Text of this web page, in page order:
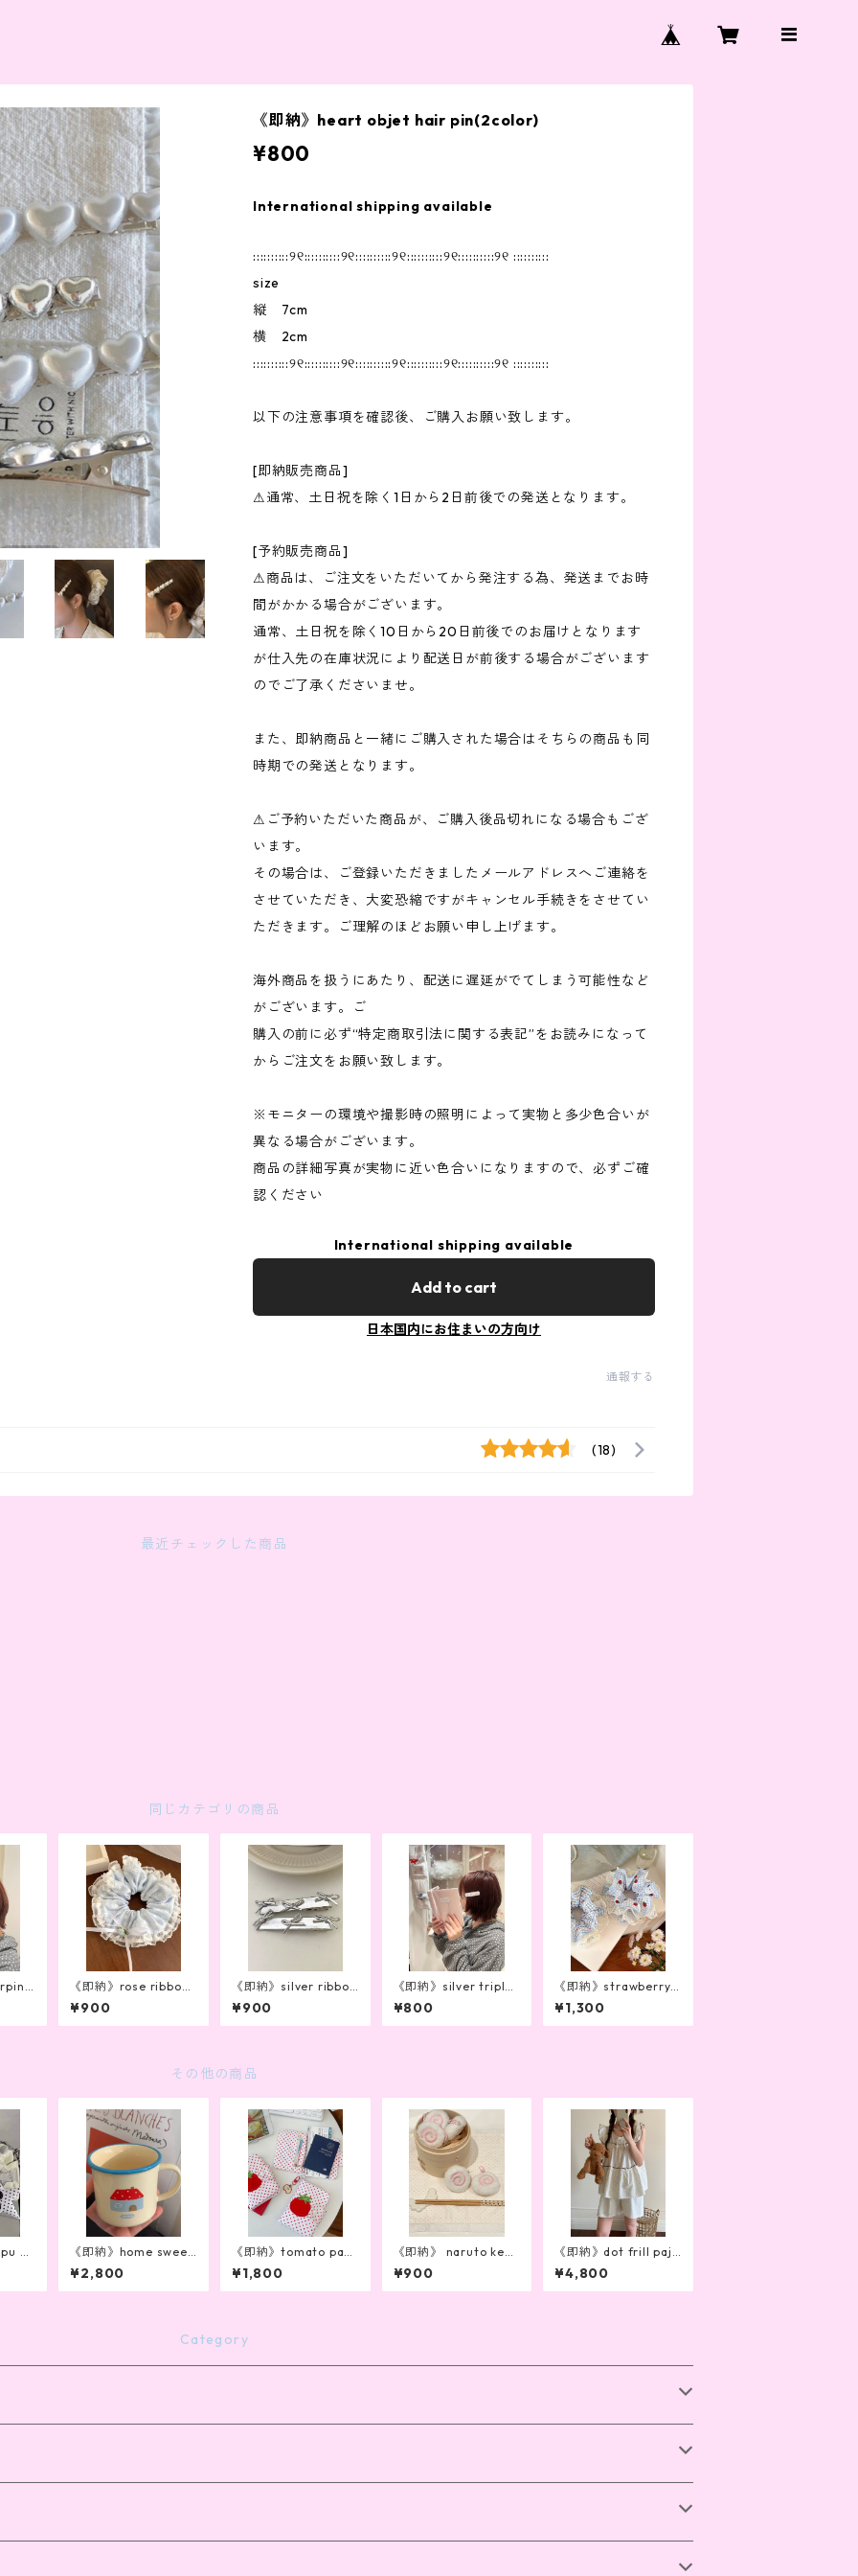
《即納》heart objet hair pin(2color)
¥800
International shipping available
::::::::::୨୧::::::::::୨୧::::::::::୨୧::::::::::୨୧::::::::::୨୧ ::::::::::
size
縦 7cm
横 2cm
::::::::::୨୧::::::::::୨୧::::::::::୨୧::::::::::୨୧::::::::::୨୧ ::::::::::
以下の注意事項を確認後、ご購入お願い致します。
[即納販売商品]
⚠︎通常、土日祝を除く1日から2日前後での発送となります。
[予約販売商品]
⚠︎商品は、ご注文をいただいてから発注する為、発送までお時
間がかかる場合がございます。
通常、土日祝を除く10日から20日前後でのお届けとなります
が仕入先の在庫状況により配送日が前後する場合がございます
のでご了承くださいませ。
また、即納商品と一緒にご購入された場合はそちらの商品も同
時期での発送となります。
⚠︎ご予約いただいた商品が、ご購入後品切れになる場合もござ
います。
その場合は、ご登録いただきましたメールアドレスへご連絡を
させていただき、大変恐縮ですがキャンセル手続きをさせてい
ただきます。ご理解のほどお願い申し上げます。
海外商品を扱うにあたり、配送に遅延がでてしまう可能性など
がございます。ご
購入の前に必ず“特定商取引法に関する表記”をお読みになって
からご注文をお願い致します。
※モニターの環境や撮影時の照明によって実物と多少色合いが
異なる場合がございます。
商品の詳細写真が実物に近い色合いになりますので、必ずご確
認ください
International shipping available
Add to cart
日本国内にお住まいの方向け
通報する
(18)
最近チェックした商品
同じカテゴリの商品
《即納》rose ribbon
chouchou
¥900
《即納》silver ribbon
pin
¥900
《即納》silver triple
ribbon pin
¥800
《即納》strawberry c
houchou
¥1,300
その他の商品
ke
《即納》home sweet
home cup
¥2,800
《即納》tomato pass
port case
¥1,800
《即納》 naruto key r
ing
¥900
《即納》dot frill paja
mas
¥4,800
Category